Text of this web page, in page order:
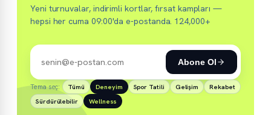
Yeni turnuvalar, indirimli kortlar, fırsat kampları —
hepsi her cuma 09:00'da e-postanda. 124,000+
Abone Ol
Tema seç: Tümü Deneyim Spor Tatili Gelişim
Rekabet
Sürdürülebilir
Wellness